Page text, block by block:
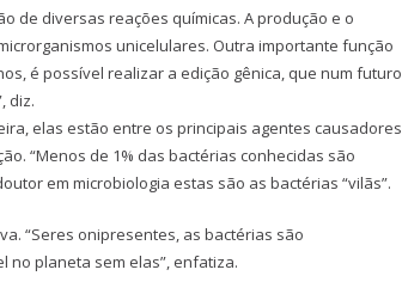
de diversas reações químicas. A produção e o
unicelulares. Outra importante função
é possível realizar a edição gênica, que num futuro
diz.
elas estão entre os principais agentes causadores
“Menos de 1% das bactérias conhecidas são
em microbiologia estas são as bactérias “vilãs”.
“Seres onipresentes, as bactérias são
no planeta sem elas”, enfatiza.